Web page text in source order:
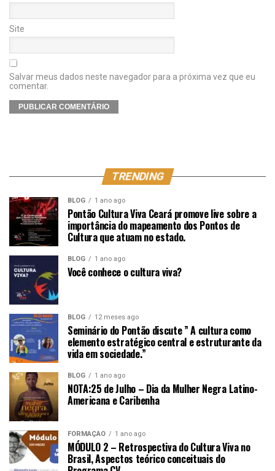
Site
Salvar meus dados neste navegador para a próxima vez que eu
comentar.
TRENDING
BLOG 1 ano ago
Pontão Cultura Viva Ceará promove live sobre a
importância do mapeamento dos Pontos de
Cultura que atuam no estado.
BLOG 1 ano ago
Você conhece o cultura viva?
BLOG 12 meses ago
Seminário do Pontão discute ” A cultura como
elemento estratégico central e estruturante da
vida em sociedade.”
BLOG 1 ano ago
NOTA:25 de Julho – Dia da Mulher Negra Latino-
Americana e Caribenha
FORMAÇÃO 1 ano ago
MÓDULO 2 – Retrospectiva do Cultura Viva no
Brasil, Aspectos teórico conceituais do